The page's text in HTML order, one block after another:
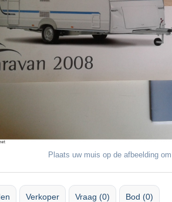
Plaats uw muis op de afbeelding
Verkoper Vraag (0) Bod (0)